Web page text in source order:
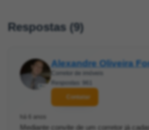
Respostas (9)
Alexandre Oliveira
Corretor de imóveis
Respostas: 961
Contatar
há 6 anos
Mediante convite de um corretor já